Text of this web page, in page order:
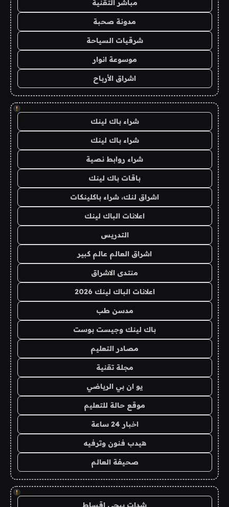
مباشر التقنية
مدونة صحبة
شرقيات السياحة
موسوعة انوار
اشراق الأرباح
!
شراء باك لينك
شراء باك لينك
شراء روابط نصية
باقات باك لينك
اشراق لنك، شراء باكلينكات
اعلانات الباك لينك
التدريس
اشراق العالم عالم كبير
منتدى الاشراق
اعلانات الباك لينك 2026
مدسن طب
باك لينك وجيست بوست
مصادر التعليم
مجلة تقنية
يو ان بي الرياضي
موقع حالة للتعليم
اخبار 24 ساعة
هيدب فنون وترفيه
صحيفة العالم
!
شدات ببجي اقساط